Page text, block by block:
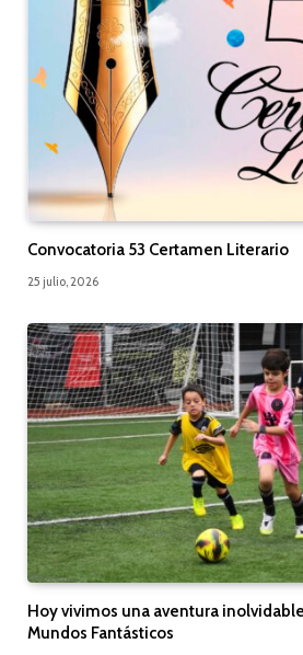
Convocatoria 53 Certamen Literario
25 julio, 2026
Hoy vivimos una aventura
Mundos Fantásticos